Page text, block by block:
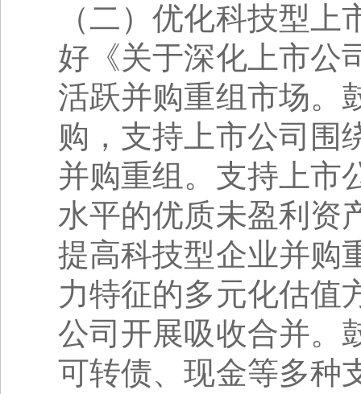
（二）优化科技型
好《关于深化上市公
活跃并购重组市场。
购，支持上市公司围
并购重组。支持上市
水平的优质未盈利资
提高科技型企业并购
力特征的多元化估值
公司开展吸收合并。
可转债、现金等多种